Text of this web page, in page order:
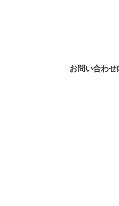
お問い合わせ